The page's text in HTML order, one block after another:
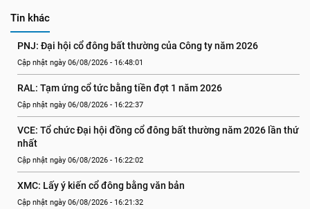
Tin khác
PNJ: Đại hội cổ đông bất thường của Công ty năm 2026
Cập nhật ngày 06/08/2026 - 16:48:01
RAL: Tạm ứng cổ tức bằng tiền đợt 1 năm 2026
Cập nhật ngày 06/08/2026 - 16:22:37
VCE: Tổ chức Đại hội đồng cổ đông bất thường năm 2026 lần thứ
nhất
Cập nhật ngày 06/08/2026 - 16:22:02
XMC: Lấy ý kiến cổ đông bằng văn bản
Cập nhật ngày 06/08/2026 - 16:21:32